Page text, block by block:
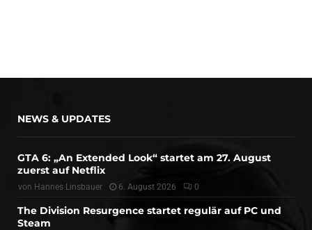
NEWS & UPDATES
GTA 6: „An Extended Look“ startet am 27. August
zuerst auf Netflix
von Hannes Linsbauer 6. August 2026 0
The Division Resurgence startet regulär auf PC und
Steam